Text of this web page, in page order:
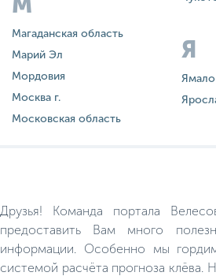
Магаданская область
Марий Эл
Мордовия
Москва г.
Московская область
Я
Друзья! Команда портала
предоставить Вам много
информации. Особенно мы
системой расчёта прогноза клёва.